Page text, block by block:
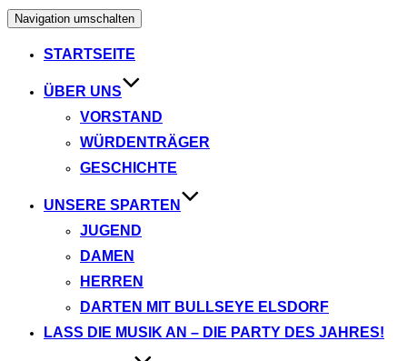
Navigation umschalten
STARTSEITE
ÜBER UNS
VORSTAND
WÜRDENTRÄGER
GESCHICHTE
UNSERE SPARTEN
JUGEND
DAMEN
HERREN
DARTEN MIT BULLSEYE ELSDORF
LASS DIE MUSIK AN – DIE PARTY DES JAHRES!